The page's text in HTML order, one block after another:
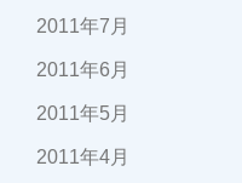
2011年7月
2011年6月
2011年5月
2011年4月